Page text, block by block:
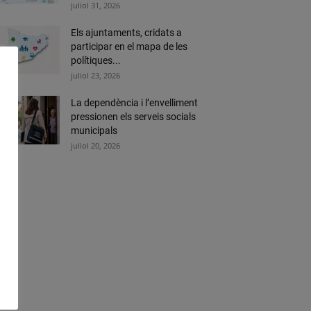
juliol 31, 2026
Els ajuntaments, cridats a
participar en el mapa de les
polítiques...
juliol 23, 2026
La dependència i l’envelliment
pressionen els serveis socials
municipals
juliol 20, 2026